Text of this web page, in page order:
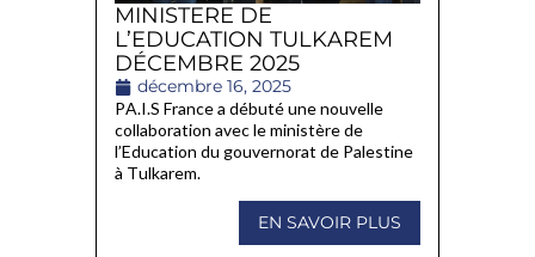
MINISTERE DE
L’EDUCATION TULKAREM
DÉCEMBRE 2025
décembre 16, 2025
PA.I.S France a débuté une nouvelle
collaboration avec le ministère de
l’Education du gouvernorat de Palestine
à Tulkarem.
EN SAVOIR PLUS